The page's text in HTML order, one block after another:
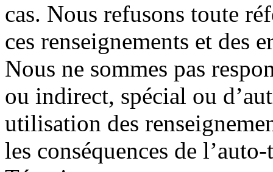
cas. Nous refusons toute
ces renseignements et des
Nous ne sommes pas
ou indirect, spécial ou
utilisation des
les conséquences de